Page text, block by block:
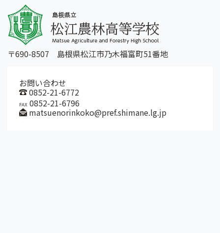
〒690-8507 島根県松江市乃木福富町51番地
お問い合わせ
0852-21-6772
FAX 0852-21-6796
matsuenorinkoko@pref.shimane.lg.jp